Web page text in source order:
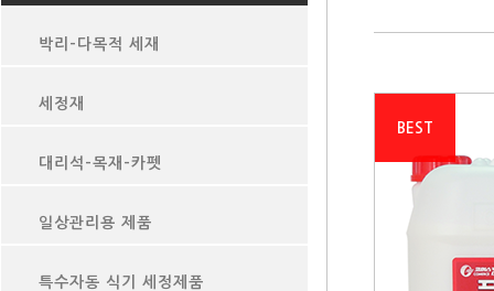
박리-다목적 세재
세정재
대리석-목재-카펫
일상관리용 제품
특수자동 식기 세정제품
BEST